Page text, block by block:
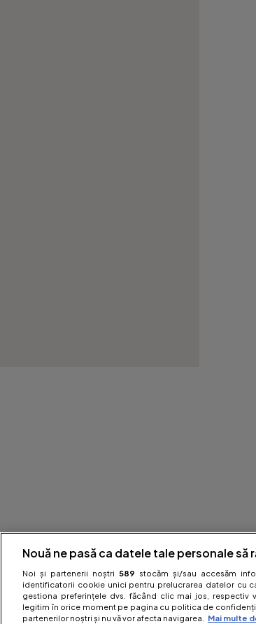
Nouă ne pasă ca datele tale personale să
Noi și partenerii noștri 589 stocăm și/sau accesăm
identificatorii cookie unici pentru prelucrarea datelor cu
gestiona preferințele dvs. făcând clic mai jos, respectiv
legitim în orice moment pe pagina cu politica de
partenerilor noștri și nu vă vor afecta navigarea.
Mai multe